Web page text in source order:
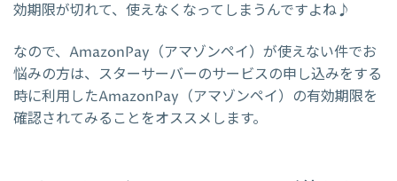
効期限が切れて、使えなくなってしまうんですよね♪
なので、AmazonPay（アマゾンペイ）が使えない件でお
悩みの方は、スターサーバーのサービスの申し込みをする
時に利用したAmazonPay（アマゾンペイ）の有効期限を
確認されてみることをオススメします。